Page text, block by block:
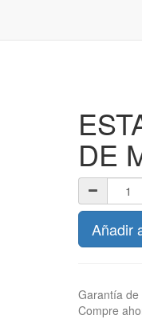
DE
Añadir
Garantía
Compre